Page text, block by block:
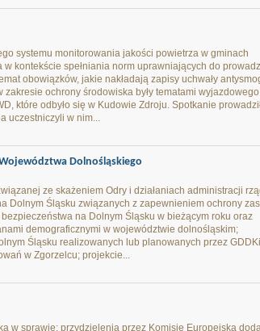
systemu monitorowania jakości powietrza w gminach
kontekście spełniania norm uprawniających do
obowiązków, jakie nakładają zapisy uchwały
ochrony środowiska były tematami wyjazdowego
które odbyło się w Kudowie Zdroju. Spotkanie
uczestniczyli w nim...
Dolnośląskiego
ze skażeniem Odry i działaniach administracji
Dolnym Śląsku związanych z zapewnieniem ochrony
na Dolnym Śląsku w bieżącym roku oraz
demograficznymi w województwie dolnośląskim;
Śląsku realizowanych lub planowanych przez
w Zgorzelcu; projekcie...
w sprawie: przydzielenia przez Komisję Europejską